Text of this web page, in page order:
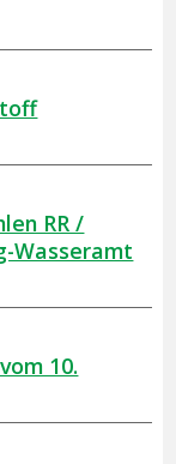
RR /
Wasseramt
10.